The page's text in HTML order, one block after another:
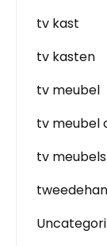
tv kast
tv kasten
tv meubel
tv meubel
tv meubels